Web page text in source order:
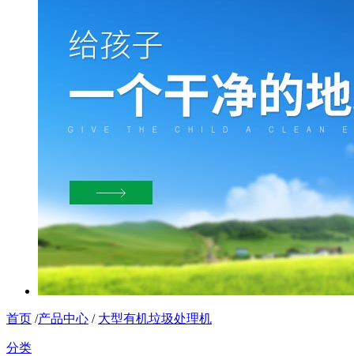
首页 /产品中心 / 大型有机垃圾处理机
分类